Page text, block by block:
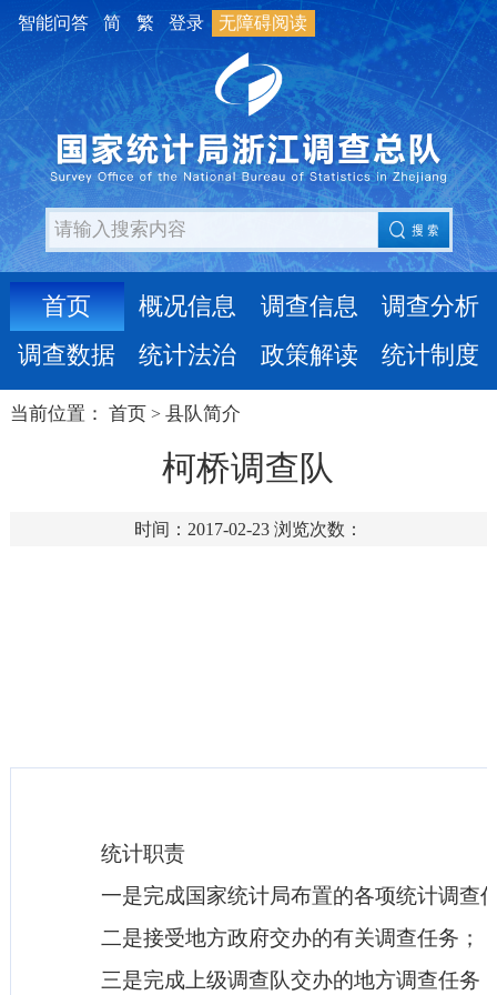
智能问答 简 繁 登录 无障碍阅读
首页 概况信息 调查信息
调查分析
调查数据
统计法治 政策解读 统计制度
当前位置： 首页 > 县队简介
柯桥调查队
时间：2017-02-23 浏览次数：
统计职责
一是完成国家统计局布置的各项统计调查
二是接受地方政府交办的有关调查任务；
三是完成上级调查队交办的地方调查任务